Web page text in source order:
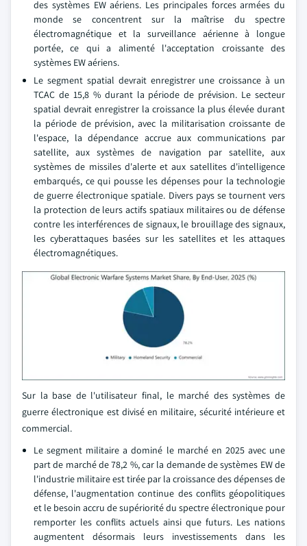
des systèmes EW aériens. Les principales forces armées du
monde se concentrent sur la maîtrise du spectre
électromagnétique et la surveillance aérienne à longue
portée, ce qui a alimenté l'acceptation croissante des
systèmes EW aériens.
Le segment spatial devrait enregistrer une croissance à un
TCAC de 15,8 % durant la période de prévision. Le secteur
spatial devrait enregistrer la croissance la plus élevée durant
la période de prévision, avec la militarisation croissante de
l'espace, la dépendance accrue aux communications par
satellite, aux systèmes de navigation par satellite, aux
systèmes de missiles d'alerte et aux satellites d'intelligence
embarqués, ce qui pousse les dépenses pour la technologie
de guerre électronique spatiale. Divers pays se tournent vers
la protection de leurs actifs spatiaux militaires ou de défense
contre les interférences de signaux, le brouillage des signaux,
les cyberattaques basées sur les satellites et les attaques
électromagnétiques.
Sur la base de l'utilisateur final, le marché des systèmes de
guerre électronique est divisé en militaire, sécurité intérieure et
commercial.
Le segment militaire a dominé le marché en 2025 avec une
part de marché de 78,2 %, car la demande de systèmes EW de
l'industrie militaire est tirée par la croissance des dépenses de
défense, l'augmentation continue des conflits géopolitiques
et le besoin accru de supériorité du spectre électronique pour
remporter les conflits actuels ainsi que futurs. Les nations
augmentent désormais leurs investissements dans les